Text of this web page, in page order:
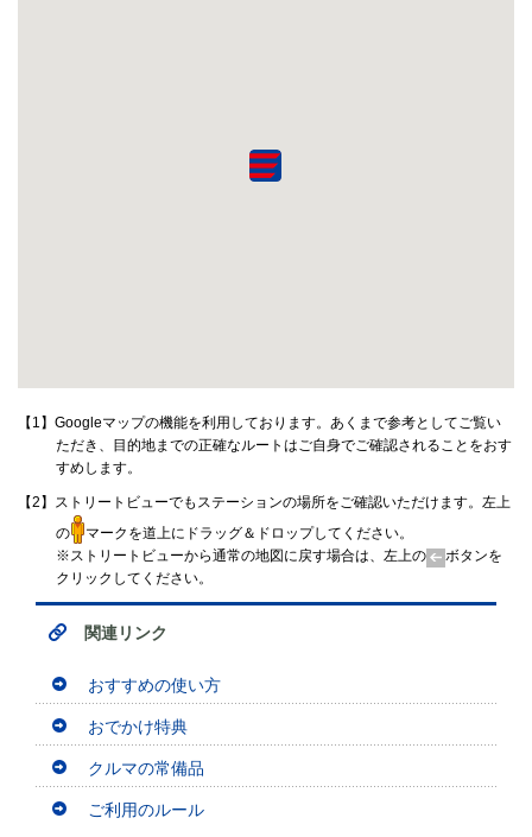
【1】Googleマップの機能を利用しております。あくまで参考としてご覧い
ただき、目的地までの正確なルートはご自身でご確認されることをおす
すめします。
【2】ストリートビューでもステーションの場所をご確認いただけます。左上
の
マークを道上にドラッグ＆ドロップしてください。
※ストリートビューから通常の地図に戻す場合は、左上の
ボタンを
クリックしてください。
関連リンク
おすすめの使い方
おでかけ特典
クルマの常備品
ご利用のルール